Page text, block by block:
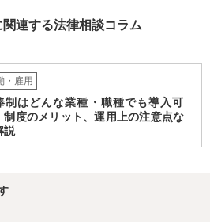
連する法律相談コラム
・雇用
制はどんな業種・職種でも導入可
制度のメリット、運用上の注意点な
説